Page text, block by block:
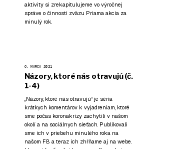
aktivity si zrekapitulujeme vo výročnej
správe o činnosti zväzu Priama akcia za
minulý rok.
6. MARCA 2021
Názory, ktoré nás otravujú (č.
1-4)
„Názory, ktoré nás otravujú“ je séria
krátkych komentárov k vyjadreniam, ktoré
sme počas koronakrízy zachytili v našom
okolí a na sociálnych sieťach. Publikovali
sme ich v priebehu minulého roka na
našom FB a teraz ich zhŕňame aj na webe.